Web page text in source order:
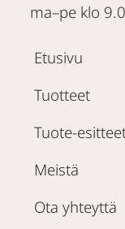
ma–pe klo
Etusivu
Tuotteet
Tuote-
Meistä
Ota yhteyttä